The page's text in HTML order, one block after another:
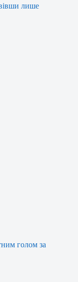
лише
голом за